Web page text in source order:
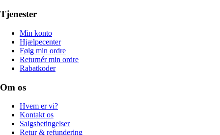
Tjenester
Min konto
Hjælpecenter
Følg min ordre
Returnér min ordre
Rabatkoder
Om os
Hvem er vi?
Kontakt os
Salgsbetingelser
Retur & refundering